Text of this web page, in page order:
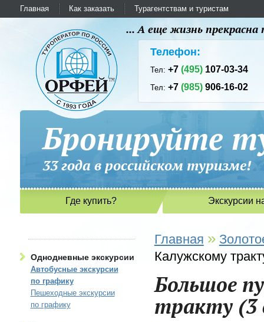
Главная Как заказать Турагентствам и туристам
... А еще жизнь
Телефон:
Тел:+7(495) 107-03-34
Тел:+7(985) 906-16-02
Бронируйте
33 года в российском
Где купить? Экскурсии
Однодневные экскурсии
Автобусные экскурсии
по графику
Пешеходные экскурсии
по графику
Главная »
Калужскому
Большое
тракту (3